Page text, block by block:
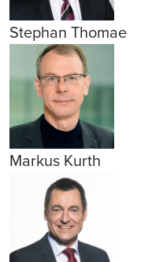
Stephan Thomae
Markus Kurth